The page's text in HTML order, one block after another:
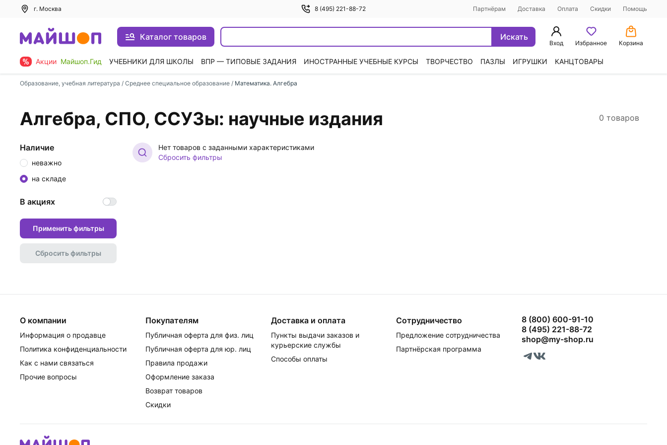
г. Москва 8 (495) 221-88-72 Партнёрам Доставка Оплата Скидки Помощь
Каталог товаров Искать
Вход Избранное Корзина
Акции Майшоп.Гид УЧЕБНИКИ ДЛЯ ШКОЛЫ ВПР — ТИПОВЫЕ ЗАДАНИЯ ИНОСТРАННЫЕ УЧЕБНЫЕ КУРСЫ ТВОРЧЕСТВО ПАЗЛЫ ИГРУШКИ КАНЦТОВАРЫ
Образование, учебная литература / Среднее специальное образование / Математика. Алгебра
Алгебра, СПО, ССУЗы: научные издания 0 товаров
Нет товаров с заданными характеристиками
Сбросить фильтры
Наличие
неважно
на складе
В акциях
Применить фильтры
Сбросить фильтры
О компании
Информация о продавце
Политика конфиденциальности
Как с нами связаться
Прочие вопросы
Покупателям
Публичная оферта для физ. лиц
Публичная оферта для юр. лиц
Правила продажи
Оформление заказа
Возврат товаров
Скидки
Доставка и оплата
Пункты выдачи заказов и
курьерские службы
Способы оплаты
Сотрудничество
Предложение сотрудничества
Партнёрская программа
8 (800) 600-91-10
8 (495) 221-88-72
shop@my-shop.ru